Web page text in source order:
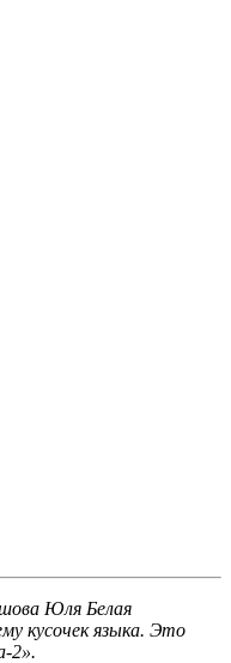
Юля Белая
кусочек языка. Это
2».